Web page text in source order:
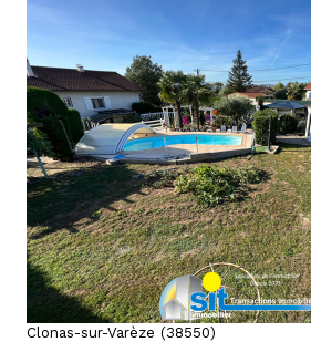
voir le bien
Clonas-sur-Varèze (38550)